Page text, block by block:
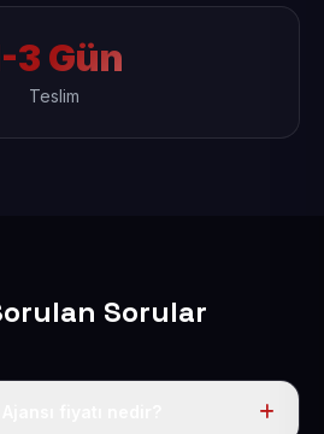
3 Gün
Teslim
Sorular